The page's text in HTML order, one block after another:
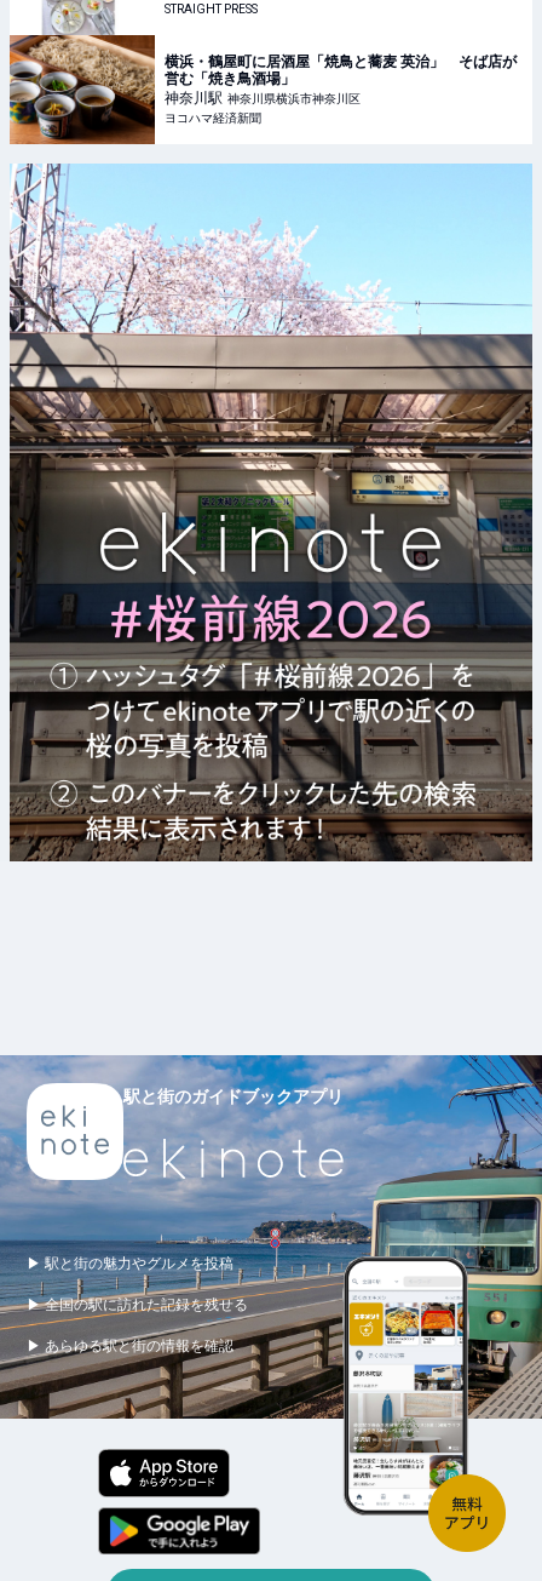
STRAIGHT PRESS
横浜・鶴屋町に居酒屋「焼鳥と蕎麦 英治」 そば店が
営む「焼き鳥酒場」
神奈川駅 神奈川県横浜市神奈川区
ヨコハマ経済新聞
駅と街のガイドブックアプリ
▶ 駅と街の魅力やグルメを投稿
▶ 全国の駅に訪れた記録を残せる
▶ あらゆる駅と街の情報を確認